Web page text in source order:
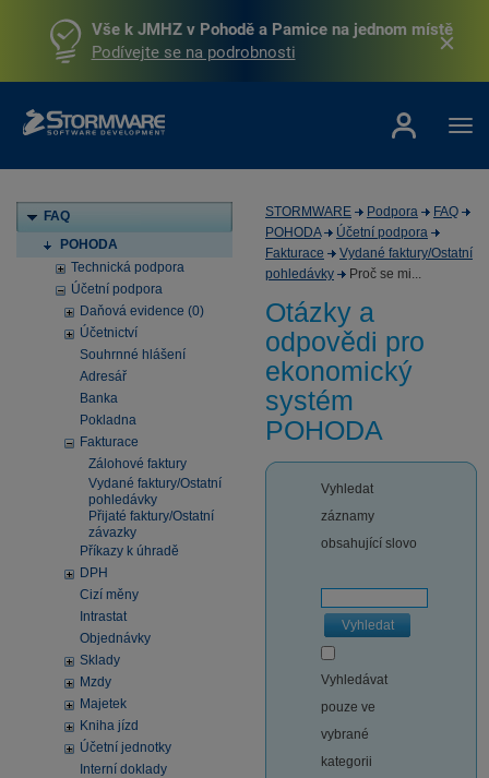
Vše k JMHZ v Pohodě a Pamice na jednom místě
Podívejte se na podrobnosti
FAQ
POHODA
Technická podpora
Účetní podpora
Daňová evidence (0)
Účetnictví
Souhrnné hlášení
Adresář
Banka
Pokladna
Fakturace
Zálohové faktury
Vydané faktury/Ostatní
pohledávky
Přijaté faktury/Ostatní
závazky
Příkazy k úhradě
DPH
Cizí měny
Intrastat
Objednávky
Sklady
Mzdy
Majetek
Kniha jízd
Účetní jednotky
Interní doklady
STORMWARE Podpora
FAQ
POHODA
Účetní podpora
Fakturace
Vydané faktury/Ostatní
pohledávky
Proč se mi...
Otázky a
odpovědi pro
ekonomický
systém
POHODA
Vyhledat
záznamy
obsahující slovo
Vyhledat
Vyhledávat
pouze ve
vybrané
kategorii